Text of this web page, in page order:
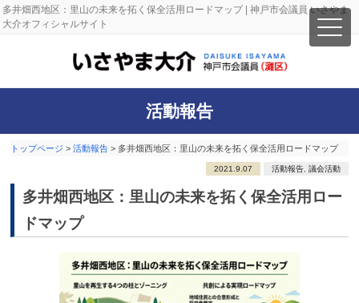
多井畑西地区：里山の未来を拓く保全活用ロードマップ | 神戸市会議員 いさやま
大介オフィシャルサイト
活動報告
トップページ >活動報告 > 多井畑西地区：里山の未来を拓く保全活用ロードマップ
2021.9.07 活動報告, 議会活動
多井畑西地区：里山の未来を拓く保全活用ロー
ドマップ